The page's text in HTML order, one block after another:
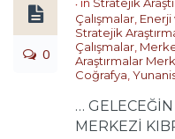
0
Çalışmalar Enerji
Stratejik
Çalışmalar
Araştırmalar
Coğrafya
…
MERKEZİ